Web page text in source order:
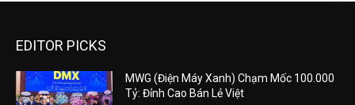
EDITOR PICKS
MWG (Điện Máy Xanh) Chạm Mốc 100.000
Tỷ: Đỉnh Cao Bán Lẻ Việt